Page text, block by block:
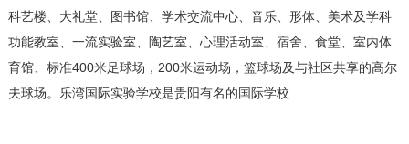
科艺楼、大礼堂、图书馆、学术交流中心、音乐、形体、美术及学科
功能教室、一流实验室、陶艺室、心理活动室、宿舍、食堂、室内体
育馆、标准400米足球场，200米运动场，篮球场及与社区共享的高尔
夫球场。乐湾国际实验学校是贵阳有名的国际学校